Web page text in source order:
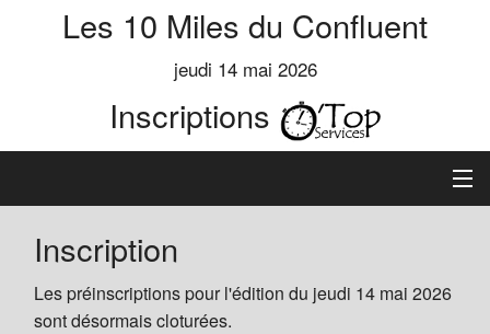
Les 10 Miles du Confluent
jeudi 14 mai 2026
Inscriptions
Informations
Règlement
Inscription
Les préinscriptions pour l'édition du jeudi 14 mai 2026
sont désormais cloturées.